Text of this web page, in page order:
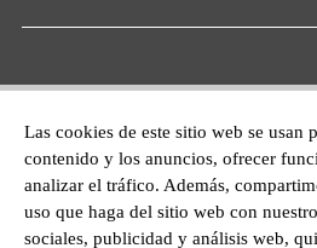
Las cookies de este sitio web se usan
contenido y los anuncios, ofrecer
analizar el tráfico. Además,
uso que haga del sitio web con
sociales, publicidad y análisis web,